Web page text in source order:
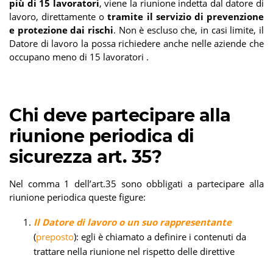
più di 15 lavoratori, viene la riunione indetta dal datore di
lavoro, direttamente otramite il servizio di prevenzione
e protezione dai rischi. Non è escluso che, in casi limite, il
Datore di lavoro la possa richiedere anche nelle aziende che
occupano meno di 15 lavoratori .
Chi deve partecipare alla
riunione periodica di
sicurezza art. 35?
Nel comma 1 dell’art.35 sono obbligati a partecipare alla
riunione periodica queste figure:
Il Datore di lavoro o un suo rappresentante
(preposto): egli è chiamato a definire i contenuti da
trattare nella riunione nel rispetto delle direttive